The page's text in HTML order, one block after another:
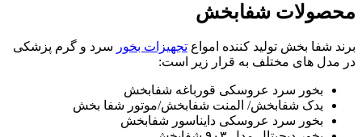
محصولات شفابخش
برند شفا بخش تولید کننده امواع تجهیزات بخور سرد و گرم پزشکی
در مدل های مختلف به قرار زیر است:
بخور سرد عروسکی قورباغه شفابخش
یدک شفابخش/ المنت شفابخش/موتور شفا بخش
بخور سرد عروسکی دایناسور شفابخش